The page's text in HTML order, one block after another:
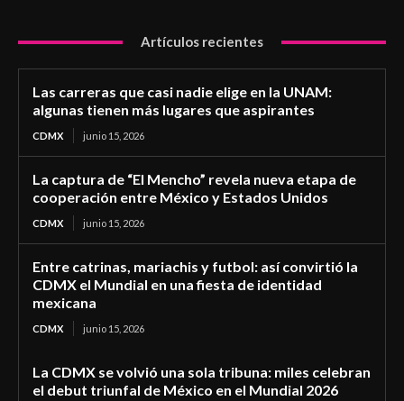
Artículos recientes
Las carreras que casi nadie elige en la UNAM:
algunas tienen más lugares que aspirantes
CDMX junio 15, 2026
La captura de “El Mencho” revela nueva etapa de
cooperación entre México y Estados Unidos
CDMX junio 15, 2026
Entre catrinas, mariachis y futbol: así convirtió la
CDMX el Mundial en una fiesta de identidad
mexicana
CDMX junio 15, 2026
La CDMX se volvió una sola tribuna: miles celebran
el debut triunfal de México en el Mundial 2026